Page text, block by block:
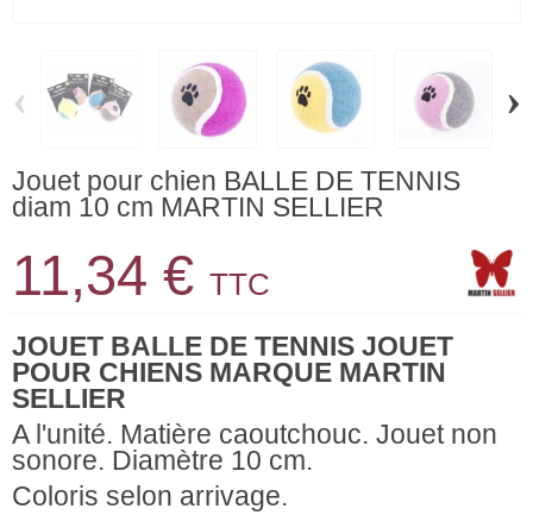
‹ ›
Jouet pour chien BALLE DE TENNIS
diam 10 cm MARTIN SELLIER
11,34 € TTC
JOUET BALLE DE TENNIS JOUET
POUR CHIENS MARQUE MARTIN
SELLIER
A l'unité. Matière caoutchouc. Jouet non
sonore. Diamètre 10 cm.
Coloris selon arrivage.